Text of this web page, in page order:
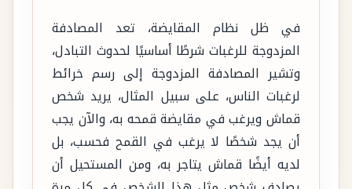
في ظل نظام المقايضة، تعد المصادفة
المزدوجة للرغبات شرطًا أساسيًا لحدوث التبادل،
وتشير المصادفة المزدوجة إلى رسم خرائط
لرغبات الناس، على سبيل المثال، يريد شخص
قماش ويرغب في مقايضة قمحه به، والآن يجب
أن يجد شخصًا لا يرغب في القمح فحسب، بل
لديه أيضًا قماش يتاجر به، ومن المستحيل أن